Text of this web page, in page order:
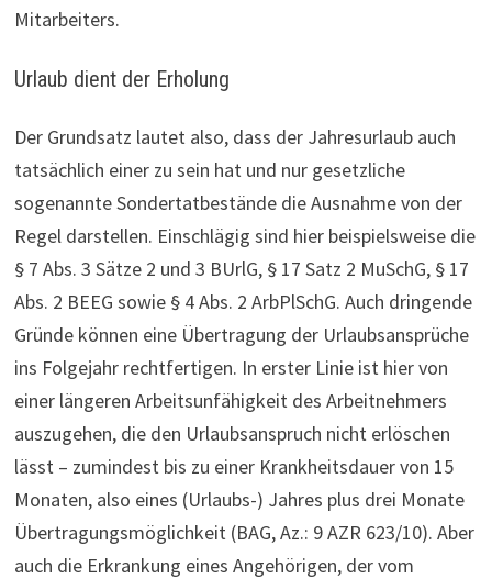
Mitarbeiters.
Urlaub dient der Erholung
Der Grundsatz lautet also, dass der Jahresurlaub auch
tatsächlich einer zu sein hat und nur gesetzliche
sogenannte Son­der­tat­be­stände die Ausnahme von der
Regel darstellen. Einschlägig sind hier beispielsweise die
§ 7 Abs. 3 Sätze 2 und 3 BUrlG, § 17 Satz 2 MuSchG, § 17
Abs. 2 BEEG sowie § 4 Abs. 2 Arb­PlSchG. Auch drin­gende
Gründe können eine Übertragung der Urlaubsansprüche
ins Folgejahr recht­fer­tigen. In erster Linie ist hier von
einer längeren Arbeits­un­fä­hig­keit des Arbeitnehmers
auszugehen, die den Urlaubsanspruch nicht erlöschen
lässt – zumindest bis zu einer Krankheitsdauer von 15
Monaten, also eines (Urlaubs-) Jahres plus drei Monate
Übertragungsmöglichkeit (BAG, Az.: 9 AZR 623/10). Aber
auch die Erkran­kung eines Ange­hö­rigen, der vom